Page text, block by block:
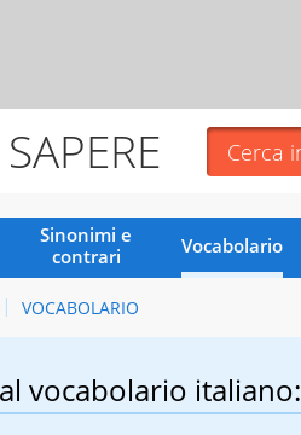
SAPERE
Sinonimi e
contrari
Vocabolario
VOCABOLARIO
vocabolario italiano: